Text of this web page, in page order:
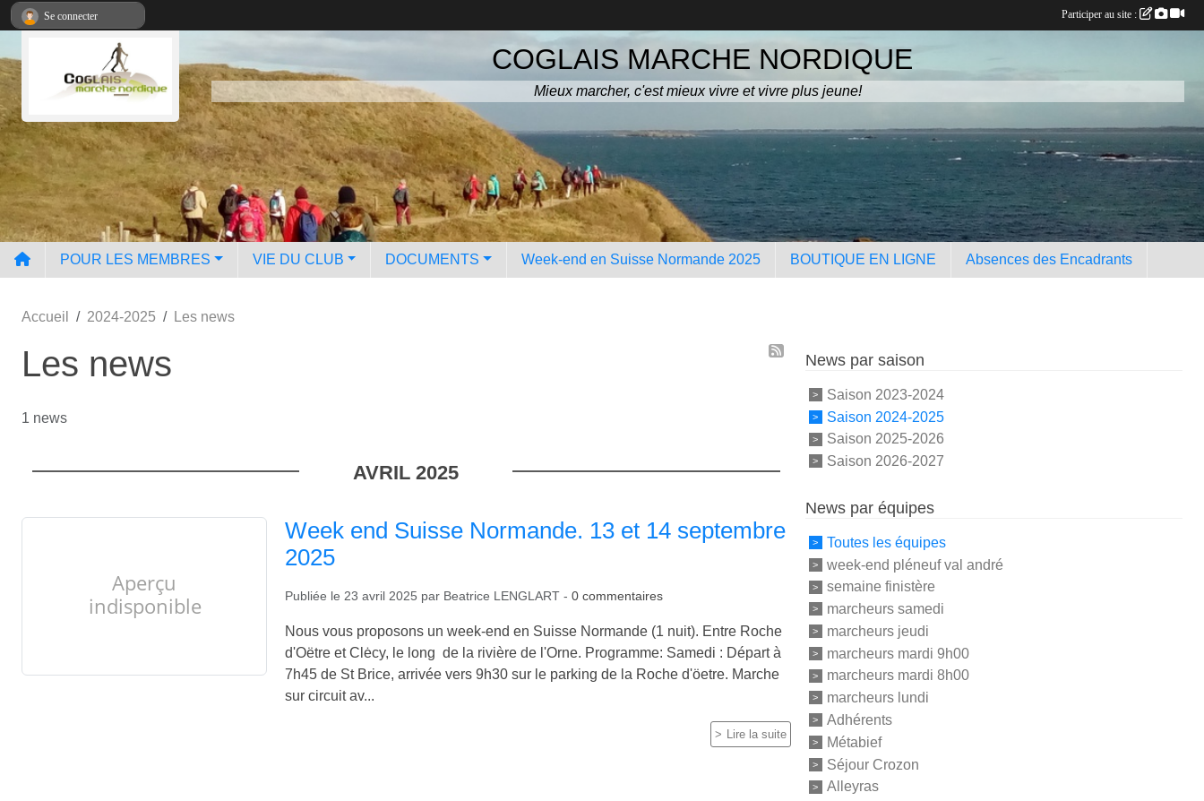
COGLAIS MARCHE NORDIQUE
Mieux marcher, c'est mieux vivre et vivre plus jeune!
POUR LES MEMBRES VIE DU CLUB DOCUMENTS Week-end en Suisse Normande 2025 BOUTIQUE EN LIGNE Absences des Encadrants
Accueil 2024-2025 Les news
Les news
1 news
AVRIL 2025
Week end Suisse Normande. 13 et 14 septembre
2025
Publiée le 23 avril 2025 par Beatrice LENGLART -0 commentaires
Nous vous proposons un week-end en Suisse Normande (1 nuit). Entre Roche
d'Oëtre et Clėcy, le long de la rivière de l'Orne. Programme: Samedi : Départ à
7h45 de St Brice, arrivée vers 9h30 sur le parking de la Roche d'öetre. Marche
sur circuit av...
Lire la suite
News par saison
Saison 2023-2024
Saison 2024-2025
Saison 2025-2026
Saison 2026-2027
News par équipes
Toutes les équipes
week-end pléneuf val andré
semaine finistère
marcheurs samedi
marcheurs jeudi
marcheurs mardi 9h00
marcheurs mardi 8h00
marcheurs lundi
Adhérents
Métabief
Séjour Crozon
Alleyras
Se connecter Participer au site :
Panneau de gestion des cookies